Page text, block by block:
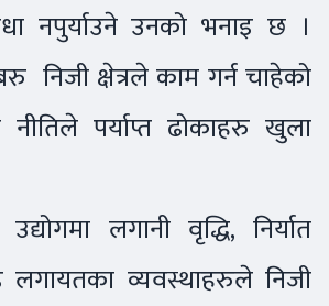
नपुर्याउने उनको भनाइ छ ।
निजी क्षेत्रले काम गर्न चाहेको
नीतिले पर्याप्त ढोकाहरु खुला
लगानी वृद्धि, निर्यात
लगायतका व्यवस्थाहरुले निजी